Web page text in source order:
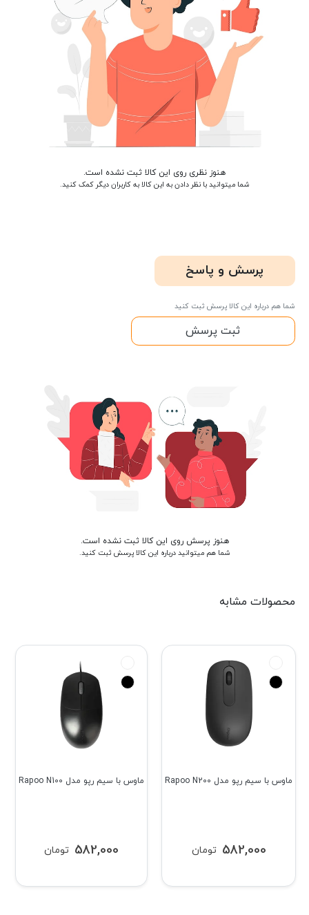
هنوز نظری روی این کالا ثبت نشده است.
شما میتوانید با نظر دادن به این کالا به کاربران دیگر کمک کنید.
پرسش و پاسخ
شما هم درباره این کالا پرسش ثبت کنید
ثبت پرسش
هنوز پرسش روی این کالا ثبت نشده است.
شما هم میتوانید درباره این کالا پرسش ثبت کنید.
محصولات مشابه
ماوس با سیم رپو مدل Rapoo N100
تومان 582,000
ماوس با سیم رپو مدل Rapoo N200
تومان 582,000